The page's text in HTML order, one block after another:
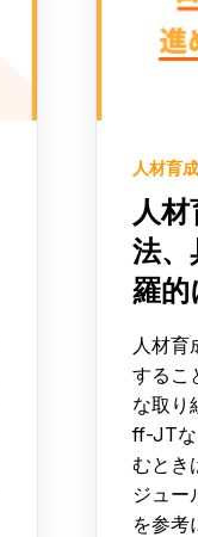
人材育成
人
法、
羅的
人材育
するこ
な取り
ff-JTな
むとき
ジュー
を参考